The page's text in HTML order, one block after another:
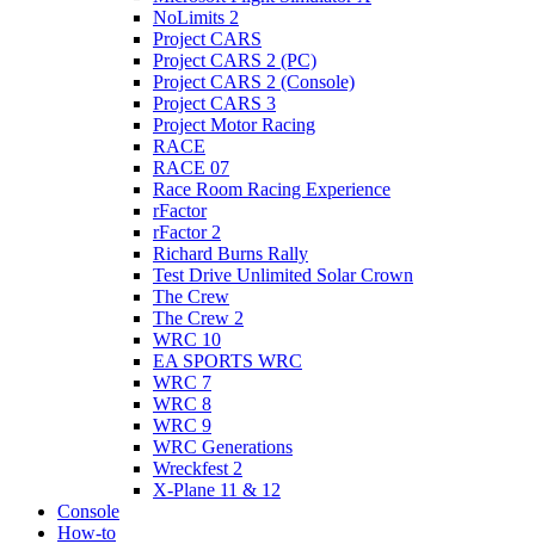
NoLimits 2
Project CARS
Project CARS 2 (PC)
Project CARS 2 (Console)
Project CARS 3
Project Motor Racing
RACE
RACE 07
Race Room Racing Experience
rFactor
rFactor 2
Richard Burns Rally
Test Drive Unlimited Solar Crown
The Crew
The Crew 2
WRC 10
EA SPORTS WRC
WRC 7
WRC 8
WRC 9
WRC Generations
Wreckfest 2
X-Plane 11 & 12
Console
How-to